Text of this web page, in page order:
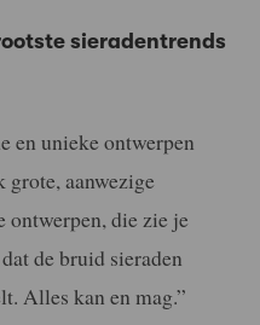
sieradentrends
en unieke ontwerpen
aanwezige
die zie je
de bruid sieraden
Alles kan en mag.”